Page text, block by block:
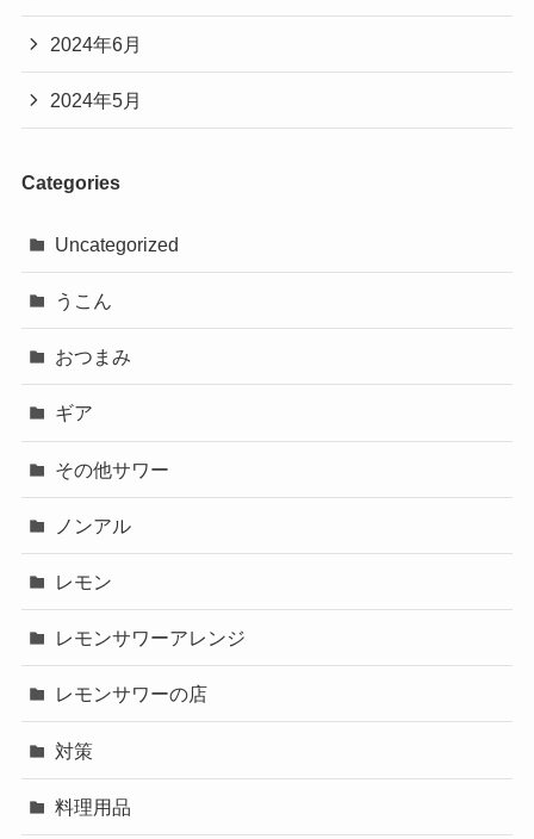
2024年6月
2024年5月
Categories
Uncategorized
うこん
おつまみ
ギア
その他サワー
ノンアル
レモン
レモンサワーアレンジ
レモンサワーの店
対策
料理用品